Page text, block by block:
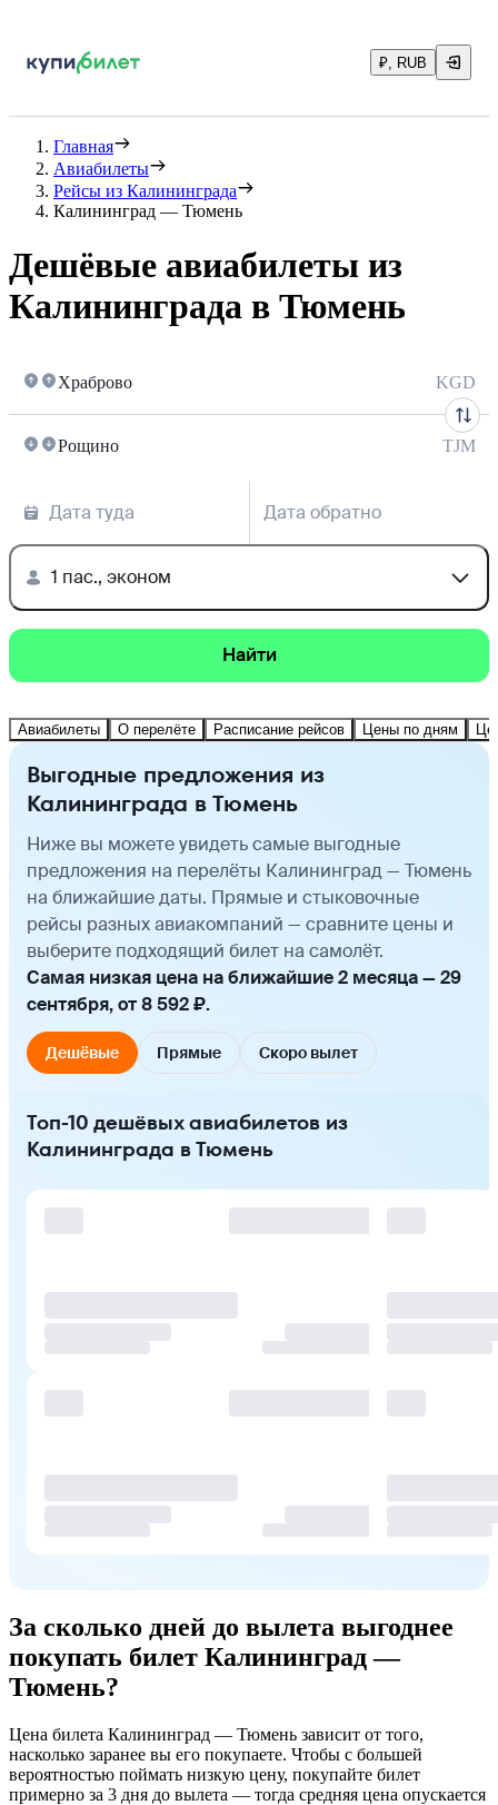
₽, RUB
Главная
Авиабилеты
Рейсы из Калининграда
Калининград — Тюмень
Дешёвые авиабилеты из
Калининграда в Тюмень
Храброво KGD
Рощино TJM
Дата туда Дата обратно
1 пас., эконом
Найти
Авиабилеты О перелёте Расписание рейсов Цены по дням
Выгодные предложения из
Калининграда в Тюмень
Ниже вы можете увидеть самые выгодные
предложения на перелёты Калининград — Тюмень
на ближайшие даты. Прямые и стыковочные
рейсы разных авиакомпаний — сравните цены и
выберите подходящий билет на самолёт.
Самая низкая цена на ближайшие 2 месяца — 29
сентября, от 8 592 ₽.
Дешёвые Прямые Скоро вылет
Топ-10 дешёвых авиабилетов из
Калининграда в Тюмень
За сколько дней до вылета выгоднее
покупать билет Калининград —
Тюмень?
Цена билета Калининград — Тюмень зависит от того,
насколько заранее вы его покупаете. Чтобы с большей
вероятностью поймать низкую цену, покупайте билет
примерно за 3 дня до вылета — тогда средняя цена опускается